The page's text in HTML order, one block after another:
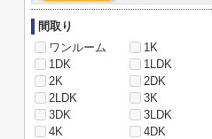
間取り
ワンルーム
1K
1DK
1LDK
2K
2DK
2LDK
3K
3DK
3LDK
4K
4DK